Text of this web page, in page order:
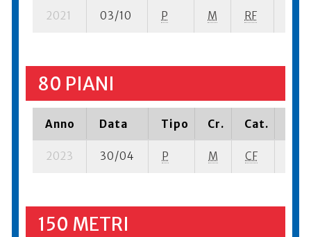
2021 03/10 P M RF
80 PIANI
Anno Data Tipo Cr. Cat.
2023 30/04 P M CF
150 METRI